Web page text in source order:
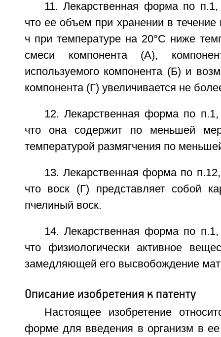
11. Лекарственная форма по
что ее объем при хранении в
ч при температуре на 20°С ниже
смеси компонента (А),
используемого компонента (Б) и
компонента (Г) увеличивается не
12. Лекарственная форма по
что она содержит по меньшей
температурой размягчения по
13. Лекарственная форма по
что воск (Г) представляет собой
пчелиный воск.
14. Лекарственная форма по
что физиологически активное
замедляющей его высвобождение
Описание изобретения к патенту
Настоящее изобретение
форме для введения в организм в ее